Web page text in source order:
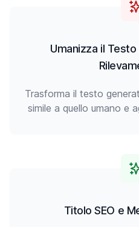
Umanizza il
Trasforma il testo
simile a quello umano e
Titolo SEO e